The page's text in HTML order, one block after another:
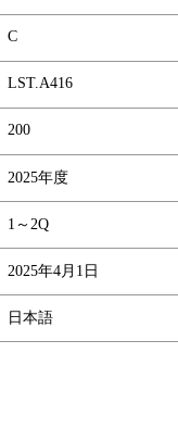
C
LST.A416
200
2025年度
1～2Q
2025年4月1日
日本語